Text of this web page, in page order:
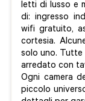
letti di lusso e
di: ingresso
wifi gratuito,
cortesia.
solo uno. Tutte
arredato con
Ogni camera
piccolo